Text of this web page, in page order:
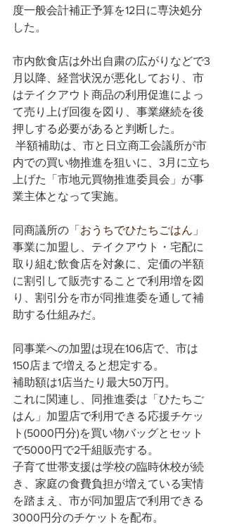
度一般会計補正予算を12日に専決処分
した。
市内飲食店は外出自粛の広がりなどで3
月以降、経営状況が悪化しており、市
はテイクアウト商品の利用促進によっ
て売り上げ回復を図り、事業継続を後
押しする必要があると判断した。
内での買い物推進を狙いに、3月に立ち
上げた「市地元買物推進委員会」が事
業主体となって実施。
同商議所の「 おうちでひたちごはん 」
事業に加盟し、テイクアウト・宅配に
取り組む飲食店を対象に、定価の半額
に割引して販売することで利用増を図
り、割引分を市が同推進委を通して補
助する仕組みだ。
同事業への加盟は現在106店で、市は
150店まで増えると想定する。
補助額は1店当たり最大50万円。
これに関連し、同推進委は「ひたちご
はん」加盟店で利用できる応援チケッ
ト(5000円分)を買い物バッグとセット
で5000円で2千組販売する。
子育て世帯支援は学校の臨時休校が続
き、家庭の食費負担が増えている実情
を踏まえ、市が同加盟店で利用できる
3000円分のチケットを配布。